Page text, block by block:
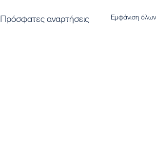
Πρόσφατες αναρτήσεις Εμφάνιση όλων